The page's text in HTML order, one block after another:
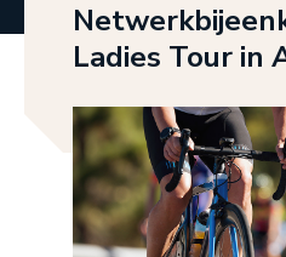
Ladies Tour in